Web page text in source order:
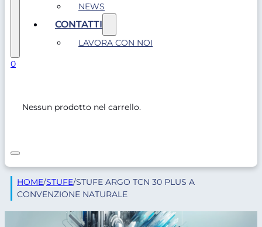
NEWS
CONTATTI
LAVORA CON NOI
0
Nessun prodotto nel carrello.
HOME/STUFE/STUFE ARGO TCN 30 PLUS A
CONVENZIONE NATURALE